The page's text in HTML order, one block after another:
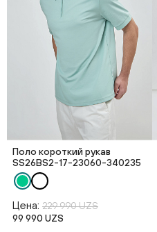
Поло короткий рукав
SS26BS2-17-23060-340235
Цена: 229 990 UZS
99 990 UZS